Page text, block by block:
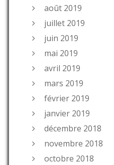
août 2019
juillet 2019
juin 2019
mai 2019
avril 2019
mars 2019
février 2019
janvier 2019
décembre 2018
novembre 2018
octobre 2018